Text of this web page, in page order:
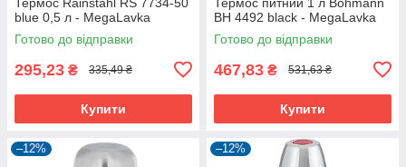
blue 0,5 л - MegaLavka
Готово до відправки
295,23 ₴ 335,49 ₴
Купити
BH 4492 black - MegaLavka
Готово до відправки
467,83 ₴ 531,63 ₴
Купити
–12% –12%